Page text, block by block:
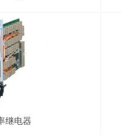
继电器